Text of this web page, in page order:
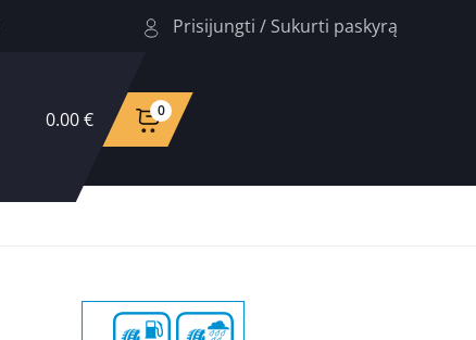
Prisijungti / Sukurti paskyrą
0.00 € 0